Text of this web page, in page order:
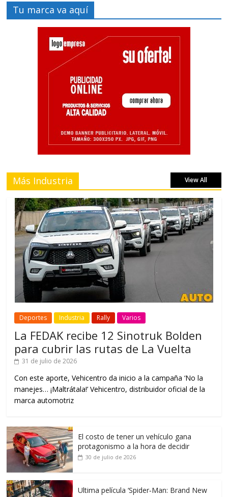
Tu marca va aquí
Más Industria View All
Deportes Industria Rally Varios
La FEDAK recibe 12 Sinotruk Bolden
para cubrir las rutas de La Vuelta
31 de julio de 2026
Con este aporte, Vehicentro da inicio a la campaña ‘No la
manejes… ¡Maltrátala!’ Vehicentro, distribuidor oficial de la
marca automotriz
El costo de tener un vehículo gana
protagonismo a la hora de decidir
30 de julio de 2026
Ultima película ‘Spider‑Man: Brand New